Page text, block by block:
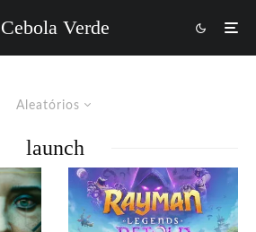
Cebola Verde
Aleatórios
launch